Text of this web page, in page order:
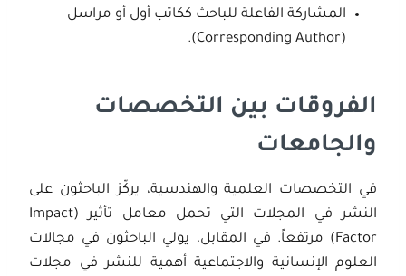
المشاركة الفاعلة للباحث ككاتب أول أو مراسل
(Corresponding Author).
الفروقات بين التخصصات
والجامعات
في التخصصات العلمية والهندسية، يركّز الباحثون على
النشر في المجلات التي تحمل معامل تأثير (Impact
Factor) مرتفعاً. في المقابل، يولي الباحثون في مجالات
العلوم الإنسانية والاجتماعية أهمية للنشر في مجلات